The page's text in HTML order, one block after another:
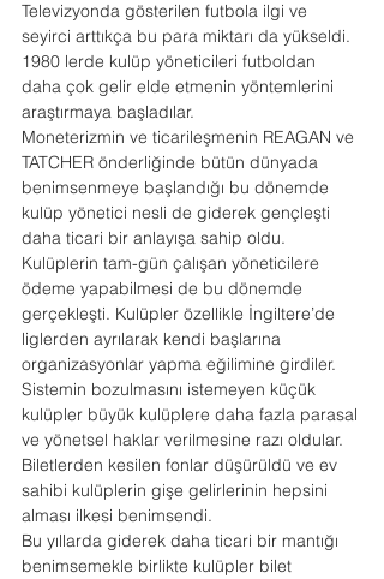
Televizyonda gösterilen futbola ilgi ve
seyirci arttıkça bu para miktarı da yükseldi.
1980 lerde kulüp yöneticileri futboldan
daha çok gelir elde etmenin yöntemlerini
araştırmaya başladılar.
Moneterizmin ve ticarileşmenin REAGAN ve
TATCHER önderliğinde bütün dünyada
benimsenmeye başlandığı bu dönemde
kulüp yönetici nesli de giderek gençleşti
daha ticari bir anlayışa sahip oldu.
Kulüplerin tam-gün çalışan yöneticilere
ödeme yapabilmesi de bu dönemde
gerçekleşti. Kulüpler özellikle İngiltere’de
liglerden ayrılarak kendi başlarına
organizasyonlar yapma eğilimine girdiler.
Sistemin bozulmasını istemeyen küçük
kulüpler büyük kulüplere daha fazla parasal
ve yönetsel haklar verilmesine razı oldular.
Biletlerden kesilen fonlar düşürüldü ve ev
sahibi kulüplerin gişe gelirlerinin hepsini
alması ilkesi benimsendi.
Bu yıllarda giderek daha ticari bir mantığı
benimsemekle birlikte kulüpler bilet